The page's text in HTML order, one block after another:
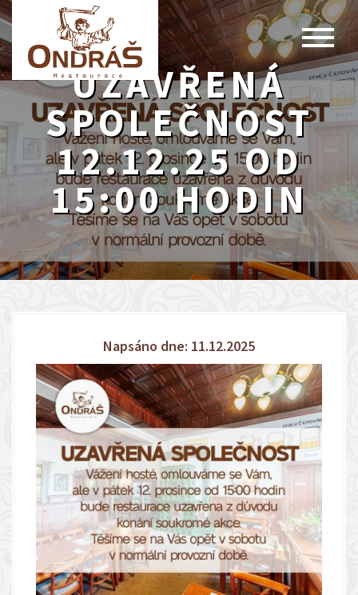
UZAVŘENÁ
SPOLEČNOST
12.12.25 OD
15:00 HODIN
Napsáno dne: 11.12.2025